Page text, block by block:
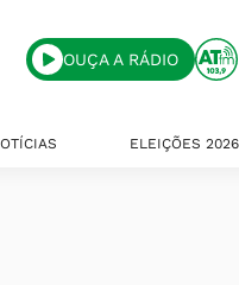
OUÇA A RÁDIO
ELEIÇÕES 2026